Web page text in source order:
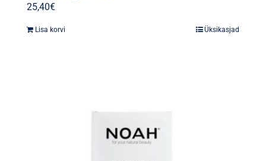
25,40€
Lisa korvi Üksikasjad